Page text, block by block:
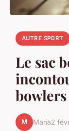
AUTRE SPORT
Le sac
M Maria2